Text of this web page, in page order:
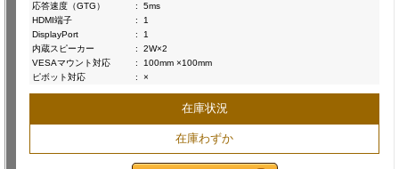
応答速度（GTG）
:
5ms
HDMI端子
:
1
DisplayPort
:
1
内蔵スピーカー
:
2W×2
VESAマウント対応
:
100mm ×100mm
ピボット対応
: ×
在庫状況
在庫わずか